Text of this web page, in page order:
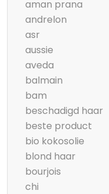
aman prana
andrelon
asr
aussie
aveda
balmain
bam
beschadigd haar
beste product
bio kokosolie
blond haar
bourjois
chi